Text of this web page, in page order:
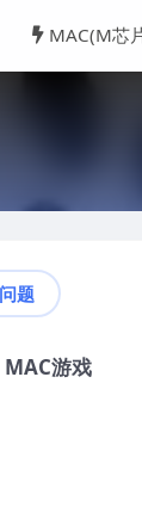
MAC(M芯
题
游戏